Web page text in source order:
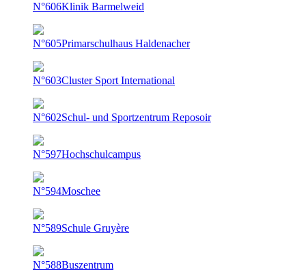
N°606Klinik Barmelweid
N°605Primarschulhaus Haldenacher
N°603Cluster Sport International
N°602Schul- und Sportzentrum Reposoir
N°597Hochschulcampus
N°594Moschee
N°589Schule Gruyère
N°588Buszentrum